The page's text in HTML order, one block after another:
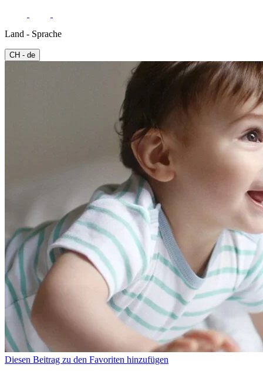
Land - Sprache
CH - de
Diesen Beitrag zu den Favoriten hinzufügen